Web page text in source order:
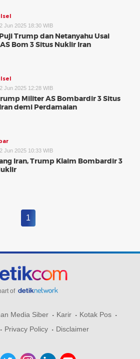
Jun 2025 18:30 WIB
Trump dan Netanyahu Usai
Bom 3 Situs Nuklir Iran
Jun 2025 12:28 WIB
Militer AS Bombardir 3 Situs
demi Perdamaian
Jun 2025 10:33 WIB
Iran, Trump Klaim Bombardir 3
1
of
Media Siber Karir
Kotak Pos
Privacy Policy Disclaimer